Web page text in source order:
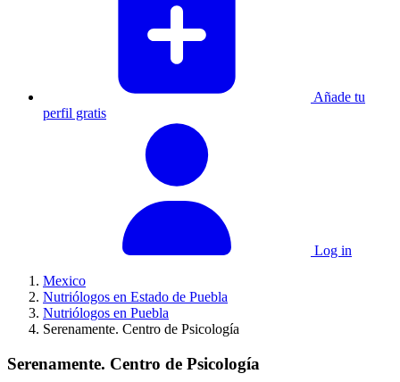
Añade tu
perfil gratis
Log in
Mexico
Nutriólogos en Estado de Puebla
Nutriólogos en Puebla
Serenamente. Centro de Psicología
Serenamente. Centro de Psicología